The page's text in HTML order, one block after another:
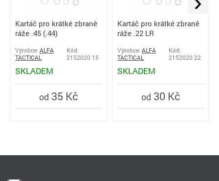
Kartáč pro krátké zbraně
ráže .45 (.44)
Výrobce: ALFA
TACTICAL
Kód:
2152020 15
SKLADEM
od 35 Kč
Kartáč pro krátké zbraně
ráže .22 LR
Výrobce: ALFA
TACTICAL
Kód:
2152020 22
SKLADEM
od 30 Kč